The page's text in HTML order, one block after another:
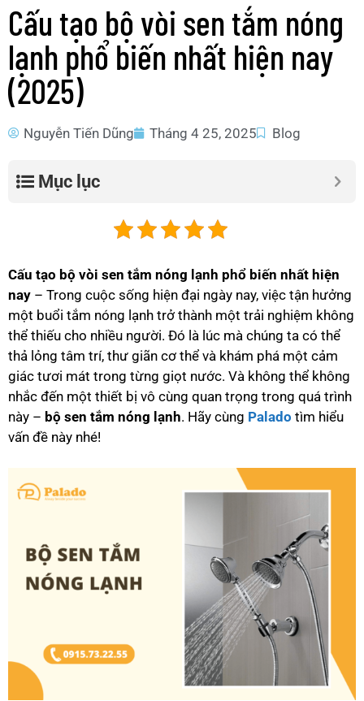
Cấu tạo bộ vòi sen tắm nóng
lạnh phổ biến nhất hiện nay
(2025)
Nguyễn Tiến Dũng Tháng 4 25, 2025 Blog
Mục lục
Cấu tạo bộ vòi sen tắm nóng lạnh phổ biến nhất hiện
nay – Trong cuộc sống hiện đại ngày nay, việc tận hưởng
một buổi tắm nóng lạnh trở thành một trải nghiệm không
thể thiếu cho nhiều người. Đó là lúc mà chúng ta có thể
thả lỏng tâm trí, thư giãn cơ thể và khám phá một cảm
giác tươi mát trong từng giọt nước. Và không thể không
nhắc đến một thiết bị vô cùng quan trọng trong quá trình
này – bộ sen tắm nóng lạnh. Hãy cùng Palado tìm hiểu
vấn đề này nhé!